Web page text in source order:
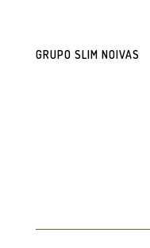
GRUPO SLIM NOIVAS